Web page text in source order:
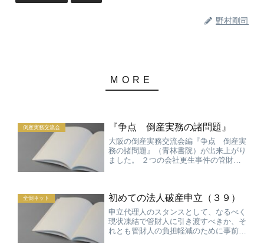
野村剛司
倒産実務交流会 『争点 倒産実務の諸問題』
大阪の倒産実務交流会編『争点 倒産実
務の諸問題』（青林書院）が出来上がり
ました。 ２つの会社更生事件の管財人
いただいた論文２２本（野...
全倒ネット 初めての法人破産申立（３９）
申立代理人のスタンスとして、なるべく
現状凍結で管財人に引き渡すべきか、そ
れとも管財人の負担軽減のために事前処